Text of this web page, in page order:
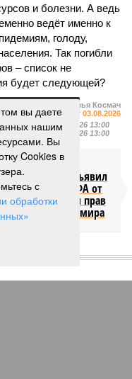
и болезни. А ведь
ведёт именно к
голоду,
Так погибли
– список не
будет следующей?
Илья Космач
версия» №29 от 03.08.2026
05.08.2026 13:00
05.08.2026 13:00
Инфантино
отступил и объявил
об отказе ФИФА от
продажи доли прав
на чемпионат мира
вы даете
нашим
Вы
Cookies в
с
обработки